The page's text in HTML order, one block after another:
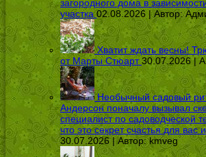
загородного дома в
участка 02.08.2026 | Автор:
Хватит ждать весны!
от Марты Стюарт 30.07.2026 |
Необычный садовый
Андерсон поначалу вызывал
специалист по садоводческой
что это секрет счастья для вас
30.07.2026 | Автор:kmveg